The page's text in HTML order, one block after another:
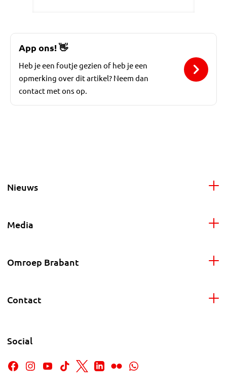
App ons!👋
Heb je een foutje gezien of heb je een
opmerking over dit artikel? Neem dan
contact met ons op.
Nieuws
Media
Omroep Brabant
Contact
Social